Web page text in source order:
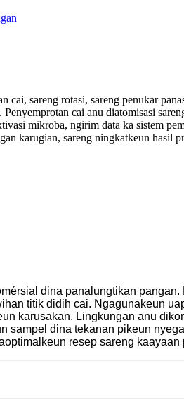
sareng rotasi, sareng penukar
cai anu diatomisasi
mikroba, ngirim data ka sistem
karugian, sareng ningkatkeun hasil
dina panalungtikan
titik didih cai. Ngagunakeun
karusakan. Lingkungan anu
dina tekanan pikeun
resep sareng